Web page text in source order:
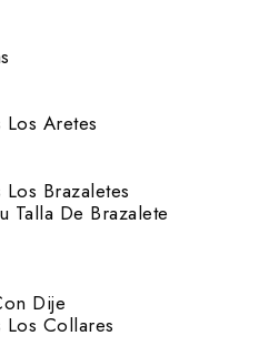
Aretes
Brazaletes
Talla De Brazalete
Dije
Collares